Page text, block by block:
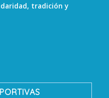
tradición y